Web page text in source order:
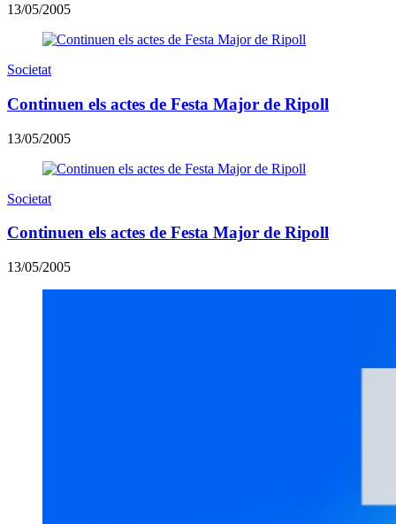
13/05/2005
Societat
Continuen els actes de Festa Major de Ripoll
13/05/2005
Societat
Continuen els actes de Festa Major de Ripoll
13/05/2005